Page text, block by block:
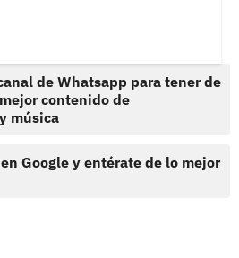
de Whatsapp para tener de
contenido de
música
Google y entérate de lo mejor